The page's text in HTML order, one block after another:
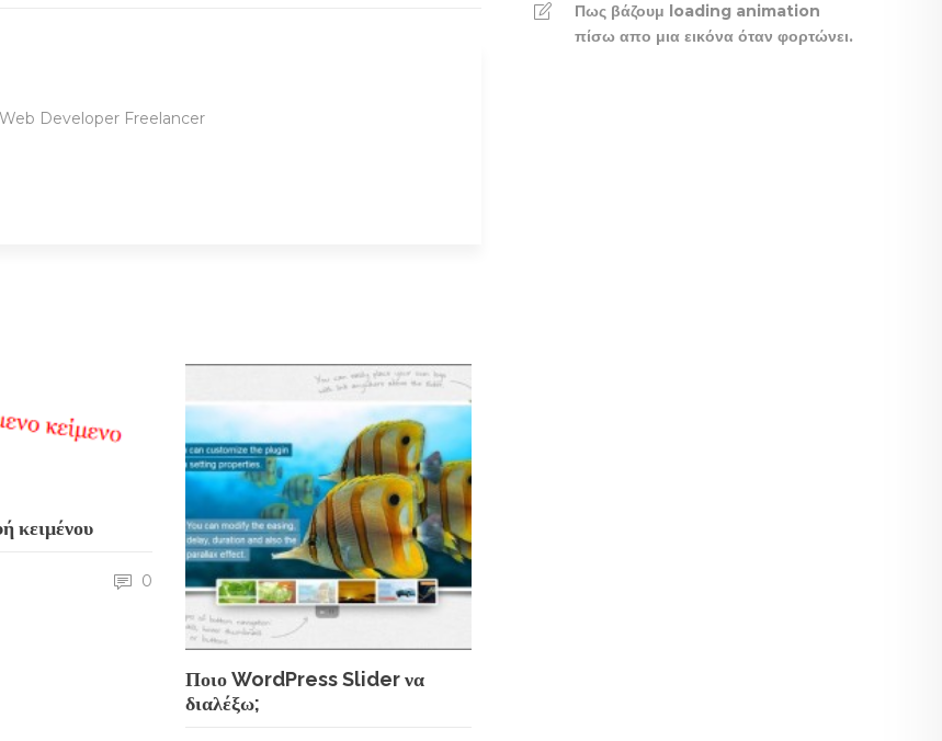
Developer Freelancer
κειμένου
0
Ποιο WordPress Slider να
διαλέξω;
Πως βάζουμ loading animation
πίσω απο μια εικόνα όταν φορτώνει.